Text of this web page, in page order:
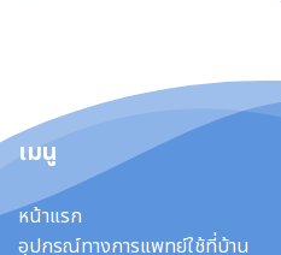
เมนู
หน้าแรก
อุปกรณ์ทางการแพทย์ใช้ที่บ้าน